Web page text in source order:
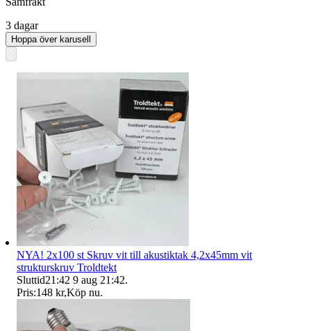
3 dagar
Hoppa över karusell
NYA! 2x100 st Skruv vit till akustiktak 4,2x45mm vit
strukturskruv Troldtekt
Sluttid21:42 9 aug 21:42.
Pris:148 kr,Köp nu.